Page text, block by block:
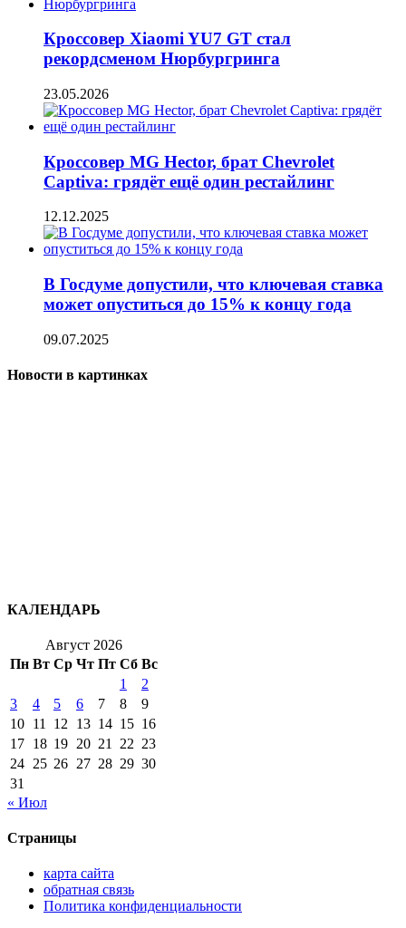
Кроссовер Xiaomi YU7 GT стал
рекордсменом Нюрбургринга
23.05.2026
Кроссовер MG Hector, брат Chevrolet
Captiva: грядёт ещё один рестайлинг
12.12.2025
В Госдуме допустили, что ключевая ставка
может опуститься до 15% к концу года
09.07.2025
Новости в картинках
КАЛЕНДАРЬ
Август 2026
Пн Вт Ср Чт Пт Сб Вс
1
2
3
4 5 6 7 8
9
10 11 12 13 14 15 16
17 18 19 20 21 22 23
24 25 26 27 28 29 30
31
« Июл
Страницы
карта сайта
обратная связь
Политика конфиденциальности